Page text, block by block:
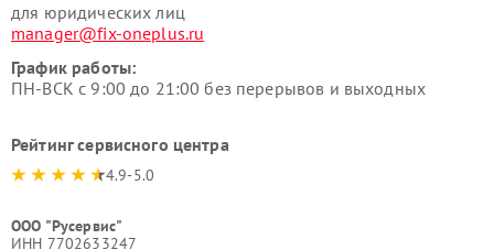
для юридических лиц
manager@fix-oneplus.ru
График работы:
ПН-ВСК с 9:00 до 21:00 без перерывов и выходных
Рейтинг сервисного центра
4.9-5.0
ООО "Русервис"
ИНН 7702633247